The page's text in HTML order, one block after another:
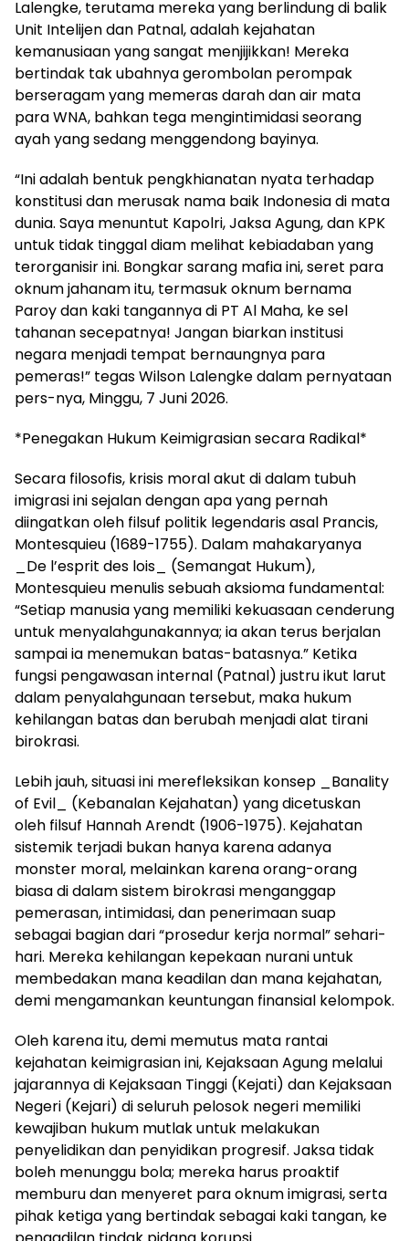
Lalengke, terutama mereka yang berlindung di balik
Unit Intelijen dan Patnal, adalah kejahatan
kemanusiaan yang sangat menjijikkan! Mereka
bertindak tak ubahnya gerombolan perompak
berseragam yang memeras darah dan air mata
para WNA, bahkan tega mengintimidasi seorang
ayah yang sedang menggendong bayinya.
“Ini adalah bentuk pengkhianatan nyata terhadap
konstitusi dan merusak nama baik Indonesia di mata
dunia. Saya menuntut Kapolri, Jaksa Agung, dan KPK
untuk tidak tinggal diam melihat kebiadaban yang
terorganisir ini. Bongkar sarang mafia ini, seret para
oknum jahanam itu, termasuk oknum bernama
Paroy dan kaki tangannya di PT Al Maha, ke sel
tahanan secepatnya! Jangan biarkan institusi
negara menjadi tempat bernaungnya para
pemeras!” tegas Wilson Lalengke dalam pernyataan
pers-nya, Minggu, 7 Juni 2026.
*Penegakan Hukum Keimigrasian secara Radikal*
Secara filosofis, krisis moral akut di dalam tubuh
imigrasi ini sejalan dengan apa yang pernah
diingatkan oleh filsuf politik legendaris asal Prancis,
Montesquieu (1689-1755). Dalam mahakaryanya
_De l’esprit des lois_ (Semangat Hukum),
Montesquieu menulis sebuah aksioma fundamental:
“Setiap manusia yang memiliki kekuasaan cenderung
untuk menyalahgunakannya; ia akan terus berjalan
sampai ia menemukan batas-batasnya.” Ketika
fungsi pengawasan internal (Patnal) justru ikut larut
dalam penyalahgunaan tersebut, maka hukum
kehilangan batas dan berubah menjadi alat tirani
birokrasi.
Lebih jauh, situasi ini merefleksikan konsep _Banality
of Evil_ (Kebanalan Kejahatan) yang dicetuskan
oleh filsuf Hannah Arendt (1906-1975). Kejahatan
sistemik terjadi bukan hanya karena adanya
monster moral, melainkan karena orang-orang
biasa di dalam sistem birokrasi menganggap
pemerasan, intimidasi, dan penerimaan suap
sebagai bagian dari “prosedur kerja normal” sehari-
hari. Mereka kehilangan kepekaan nurani untuk
membedakan mana keadilan dan mana kejahatan,
demi mengamankan keuntungan finansial kelompok.
Oleh karena itu, demi memutus mata rantai
kejahatan keimigrasian ini, Kejaksaan Agung melalui
jajarannya di Kejaksaan Tinggi (Kejati) dan Kejaksaan
Negeri (Kejari) di seluruh pelosok negeri memiliki
kewajiban hukum mutlak untuk melakukan
penyelidikan dan penyidikan progresif. Jaksa tidak
boleh menunggu bola; mereka harus proaktif
memburu dan menyeret para oknum imigrasi, serta
pihak ketiga yang bertindak sebagai kaki tangan, ke